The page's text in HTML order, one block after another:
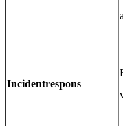
Incidentrespons